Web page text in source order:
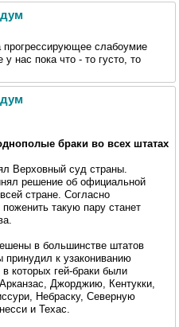
слабоумие
нас пока что - то густо, то
браки во всех штатах
Верховный суд страны.
решение об официальной
стране. Согласно
такую пару станет
в большинстве штатов
к узакониванию
которых гей-браки были
Джорджию, Кентукки,
Небраску, Северную
и Техас.